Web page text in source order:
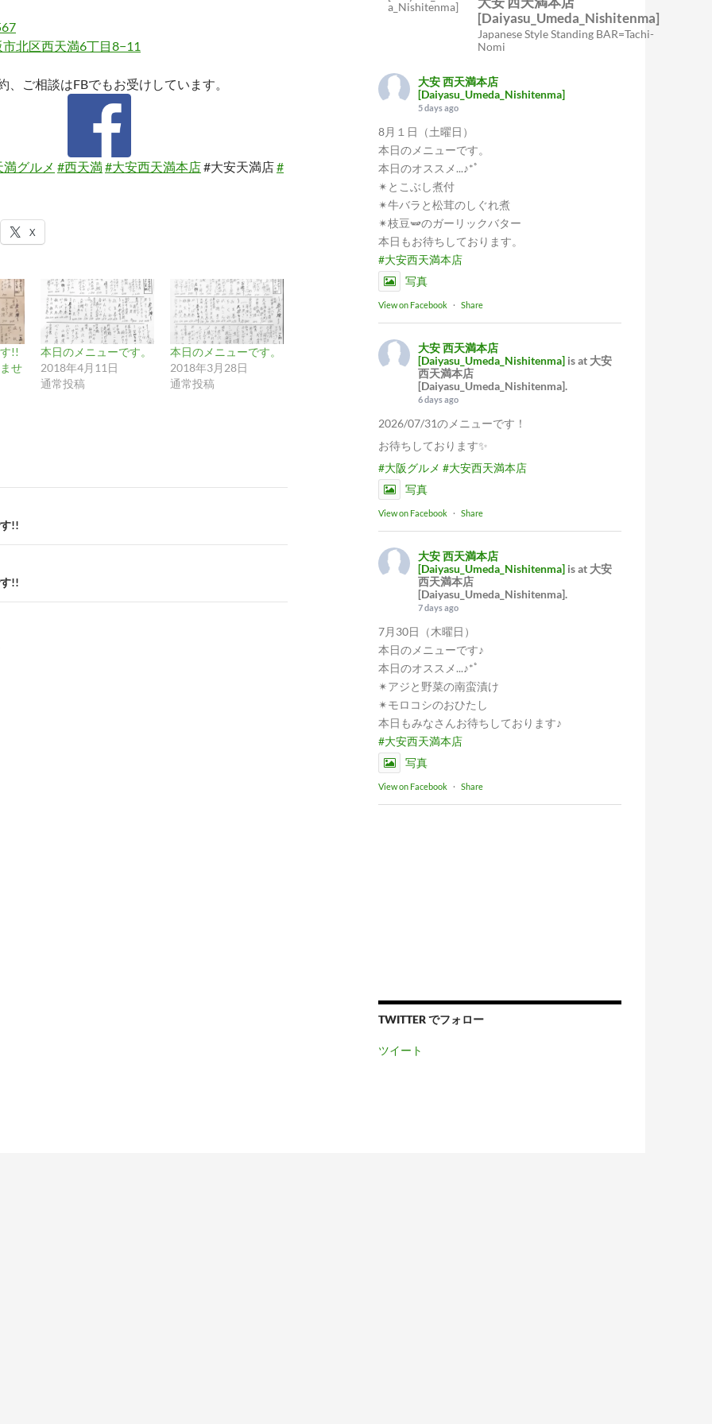
北区西天満6丁目8−11
、ご相談はFBでもお受けしています。
満グルメ #西天満#大安西天満本店#大安天満店#
X
!!
せ
本日のメニューです。
2018年4月11日
通常投稿
本日のメニューです。
2018年3月28日
通常投稿
!!
!!
[Daiyasu_Umeda_Nishitenma]
Japanese Style Standing BAR=Tachi-
Nomi
大安 西天満本店
[Daiyasu_Umeda_Nishitenma]
5 days ago
8月１日（土曜日）
本日のメニューです。
本日のオススメ...♪*ﾟ
✴︎とこぶし煮付
✴︎牛バラと松茸のしぐれ煮
✴︎枝豆🫛のガーリックバター
本日もお待ちしております。
#大安西天満本店
写真
View on Facebook · Share
大安 西天満本店
[Daiyasu_Umeda_Nishitenma] is at 大安
西天満本店
[Daiyasu_Umeda_Nishitenma].
6 days ago
2026/07/31のメニューです！
お待ちしております✨
#大阪グルメ #大安西天満本店
写真
View on Facebook · Share
大安 西天満本店
[Daiyasu_Umeda_Nishitenma] is at 大安
西天満本店
[Daiyasu_Umeda_Nishitenma].
7 days ago
7月30日（木曜日）
本日のメニューです♪
本日のオススメ...♪*ﾟ
✴︎アジと野菜の南蛮漬け
✴︎モロコシのおひたし
本日もみなさんお待ちしております♪
#大安西天満本店
写真
View on Facebook · Share
TWITTER でフォロー
ツイート